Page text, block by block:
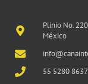
Plinio No.
México
55 5280 8637